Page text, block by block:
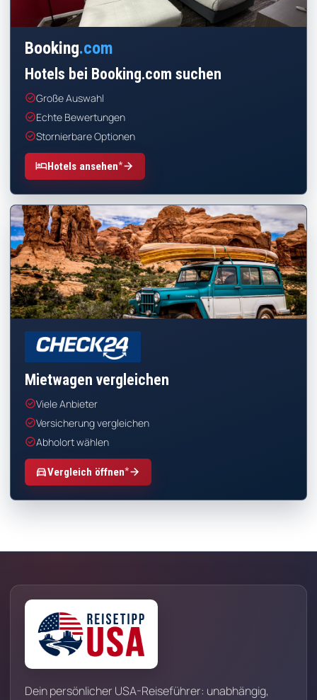
Booking.com
Hotels bei Booking.com suchen
check_circleGroße Auswahl
check_circleEchte Bewertungen
check_circleStornierbare Optionen
hotelHotels ansehen*arrow_forward
CHECK24
Mietwagen vergleichen
check_circleViele Anbieter
check_circleVersicherung vergleichen
check_circleAbholort wählen
directions_carVergleich öffnen*arrow_forward
Dein persönlicher USA-Reiseführer: unabhängig,